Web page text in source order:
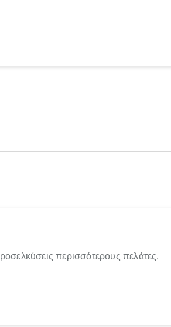
περισσότερους πελάτες.